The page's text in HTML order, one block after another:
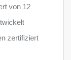
von 12
zertifiziert